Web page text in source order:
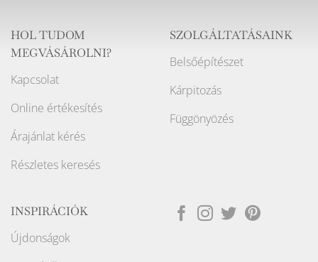
HOL TUDOM
MEGVÁSÁROLNI?
Kapcsolat
Online értékesítés
Árajánlat kérés
Részletes keresés
SZOLGÁLTATÁSAINK
Belsőépítészet
Kárpitozás
Függönyözés
INSPIRÁCIÓK
Újdonságok